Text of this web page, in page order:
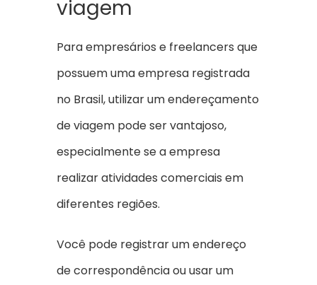
viagem
Para empresários e freelancers que
possuem uma empresa registrada
no Brasil, utilizar um endereçamento
de viagem pode ser vantajoso,
especialmente se a empresa
realizar atividades comerciais em
diferentes regiões.
Você pode registrar um endereço
de correspondência ou usar um